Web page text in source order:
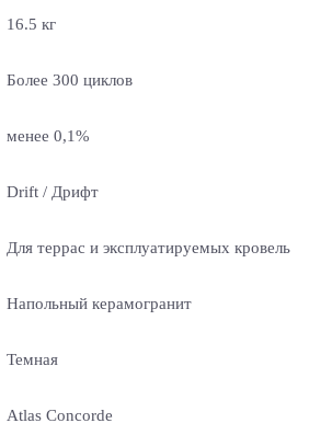
16.5 кг
Более 300 циклов
менее 0,1%
Drift / Дрифт
Для террас и эксплуатируемых кровель
Напольный керамогранит
Темная
Atlas Concorde